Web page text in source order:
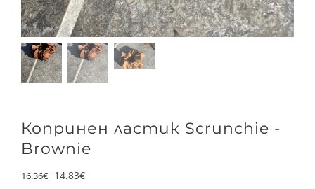
Копринен ластик Scrunchie -
Brownie
16.36€ 14.83€